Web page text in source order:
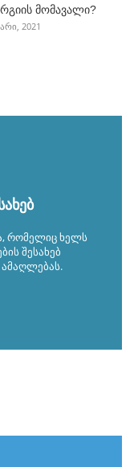
მომავალი?
2021
რომელიც ხელს
შესახებ